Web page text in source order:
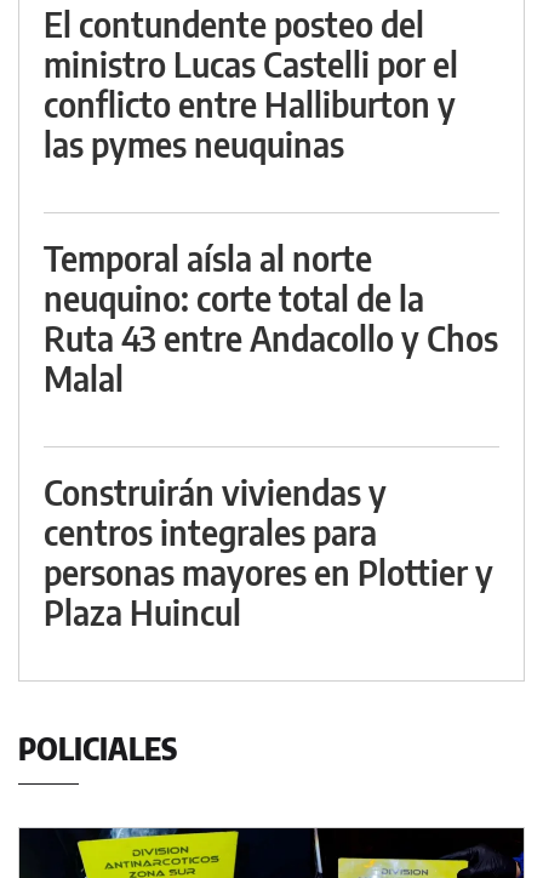
El contundente posteo del
ministro Lucas Castelli por el
conflicto entre Halliburton y
las pymes neuquinas
Temporal aísla al norte
neuquino: corte total de la
Ruta 43 entre Andacollo y Chos
Malal
Construirán viviendas y
centros integrales para
personas mayores en Plottier y
Plaza Huincul
POLICIALES